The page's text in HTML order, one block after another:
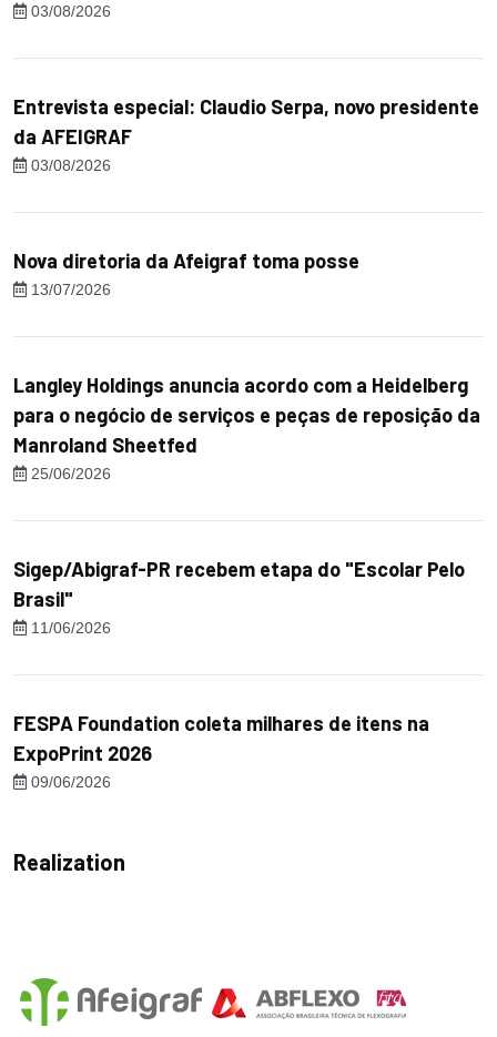
03/08/2026
Entrevista especial: Claudio Serpa, novo presidente
da AFEIGRAF
03/08/2026
Nova diretoria da Afeigraf toma posse
13/07/2026
Langley Holdings anuncia acordo com a Heidelberg
para o negócio de serviços e peças de reposição da
Manroland Sheetfed
25/06/2026
Sigep/Abigraf-PR recebem etapa do "Escolar Pelo
Brasil"
11/06/2026
FESPA Foundation coleta milhares de itens na
ExpoPrint 2026
09/06/2026
Realization